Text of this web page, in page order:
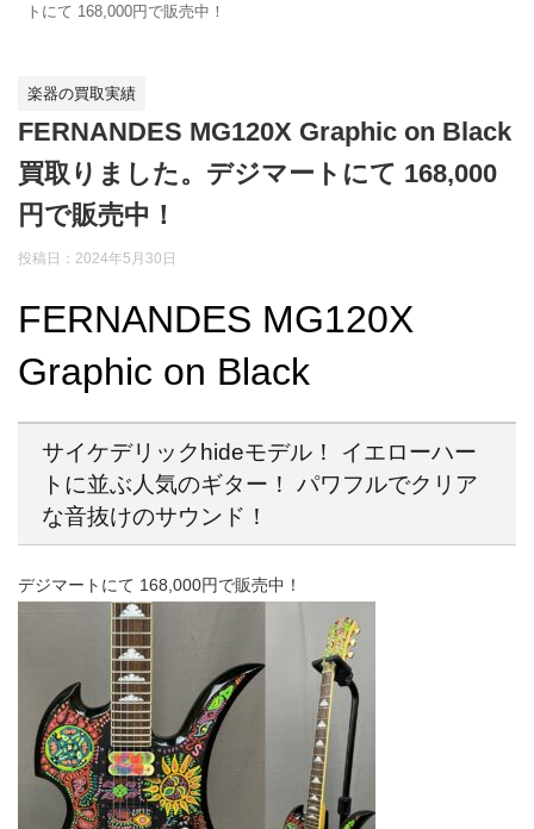
トにて 168,000円で販売中！
楽器の買取実績
FERNANDES MG120X Graphic on Black
買取りました。デジマートにて 168,000
円で販売中！
投稿日：2024年5月30日
FERNANDES MG120X
Graphic on Black
サイケデリックhideモデル！ イエローハー
トに並ぶ人気のギター！ パワフルでクリア
な音抜けのサウンド！
デジマートにて 168,000円で販売中！